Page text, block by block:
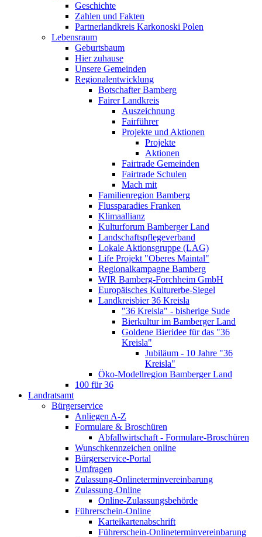
Geschichte
Zahlen und Fakten
Partnerlandkreis Karkonoski Polen
Lebensraum
Geburtsbaum
Hier zuhause
Unsere Gemeinden
Regionalentwicklung
Botschafter Bamberg
Fairer Landkreis
Auszeichnung
Fairführer
Projekte und Aktionen
Projekte
Aktionen
Fairtrade Gemeinden
Fairtrade Schulen
Mach mit
Familienregion Bamberg
Flussparadies Franken
Klimaallianz
Kulturforum Bamberger Land
Landschaftspflegeverband
Lokale Aktionsgruppe (LAG)
Life Projekt "Oberes Maintal"
Regionalkampagne Bamberg
WIR Bamberg-Forchheim GmbH
Europäisches Kulturerbe-Siegel
Landkreisbier 36 Kreisla
"36 Kreisla" - bisherige Sude
Bierkultur im Bamberger Land
Goldene Bieridee für das "36
Kreisla"
Jubiläum - 10 Jahre "36
Kreisla"
Öko-Modellregion Bamberger Land
100 für 36
Landratsamt
Bürgerservice
Anliegen A-Z
Formulare & Broschüren
Abfallwirtschaft - Formulare-Broschüren
Wunschkennzeichen online
Bürgerservice-Portal
Umfragen
Zulassung-Onlineterminvereinbarung
Zulassung-Online
Online-Zulassungsbehörde
Führerschein-Online
Karteikartenabschrift
Führerschein-Onlineterminvereinbarung